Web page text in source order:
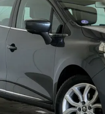
€ 7.995
v.a. € 169/mnd
Scherp geprijsd
2017 · 136.795 km · Benzine ·
Handgeschakeld
Van Doesburg Automotive· Deil
Bekijk aanbieding →